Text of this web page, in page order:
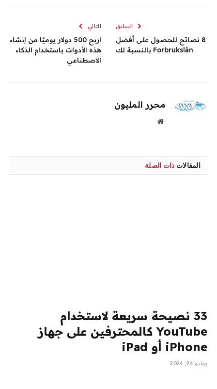
السابق
8 نصائح للحصول على أفضل
Forbrukslån بالنسبة لك
التالي
اربح 500 دولار يوميًا من إنشاء
هذه الأدوات باستخدام الذكاء
الاصطناعي
محرر المليون
موقع
المقالات ذات الصلة
33 نصيحة سريعة لاستخدام
YouTube كالمحترفين على جهاز
iPhone أو iPad
يوليو 24, 2024